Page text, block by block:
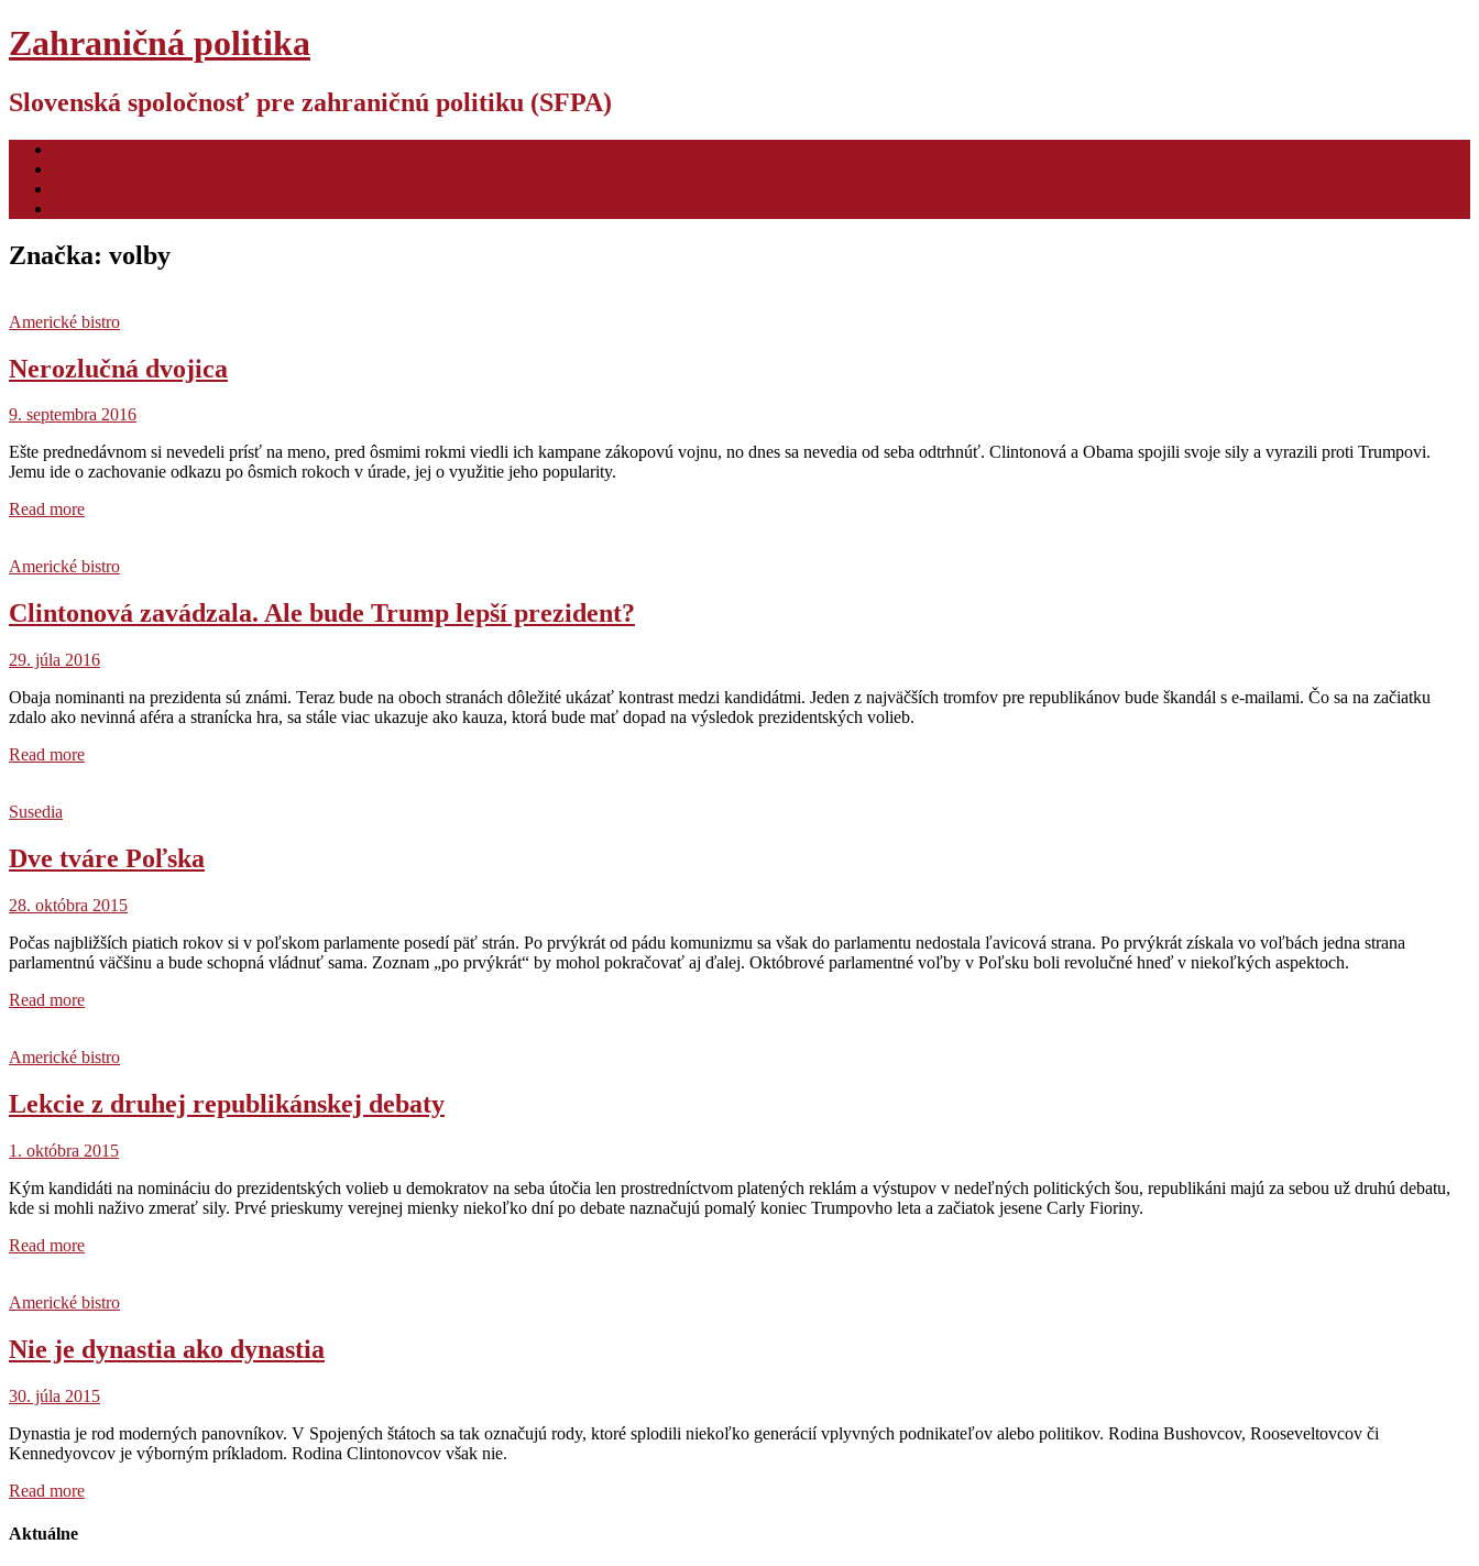
Zahraničná politika
Slovenská spoločnosť pre zahraničnú politiku (SFPA)
Značka: volby
Americké bistro
Nerozlučná dvojica
9. septembra 2016
Ešte prednedávnom si nevedeli prísť na meno, pred ôsmimi rokmi viedli ich kampane zákopovú vojnu, no dnes sa nevedia od seba odtrhnúť. Clintonová a Obama spojili svoje sily a vyrazili proti Trumpovi.
Jemu ide o zachovanie odkazu po ôsmich rokoch v úrade, jej o využitie jeho popularity.
Read more
Americké bistro
Clintonová zavádzala. Ale bude Trump lepší prezident?
29. júla 2016
Obaja nominanti na prezidenta sú známi. Teraz bude na oboch stranách dôležité ukázať kontrast medzi kandidátmi. Jeden z najväčších tromfov pre republikánov bude škandál s e-mailami. Čo sa na začiatku
zdalo ako nevinná aféra a stranícka hra, sa stále viac ukazuje ako kauza, ktorá bude mať dopad na výsledok prezidentských volieb.
Read more
Susedia
Dve tváre Poľska
28. októbra 2015
Počas najbližších piatich rokov si v poľskom parlamente posedí päť strán. Po prvýkrát od pádu komunizmu sa však do parlamentu nedostala ľavicová strana. Po prvýkrát získala vo voľbách jedna strana
parlamentnú väčšinu a bude schopná vládnuť sama. Zoznam „po prvýkrát“ by mohol pokračovať aj ďalej. Októbrové parlamentné voľby v Poľsku boli revolučné hneď v niekoľkých aspektoch.
Read more
Americké bistro
Lekcie z druhej republikánskej debaty
1. októbra 2015
Kým kandidáti na nomináciu do prezidentských volieb u demokratov na seba útočia len prostredníctvom platených reklám a výstupov v nedeľných politických šou, republikáni majú za sebou už druhú debatu,
kde si mohli naživo zmerať sily. Prvé prieskumy verejnej mienky niekoľko dní po debate naznačujú pomalý koniec Trumpovho leta a začiatok jesene Carly Fioriny.
Read more
Americké bistro
Nie je dynastia ako dynastia
30. júla 2015
Dynastia je rod moderných panovníkov. V Spojených štátoch sa tak označujú rody, ktoré splodili niekoľko generácií vplyvných podnikateľov alebo politikov. Rodina Bushovcov, Rooseveltovcov či
Kennedyovcov je výborným príkladom. Rodina Clintonovcov však nie.
Read more
Aktuálne